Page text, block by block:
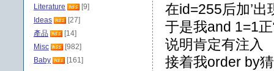
在id=255后加’出
于是我and 1=1
说明肯定有注入
接着我order by
Literature
[9]
Ideas
[27]
產品
[14]
Misc
[982]
Baby
[161]